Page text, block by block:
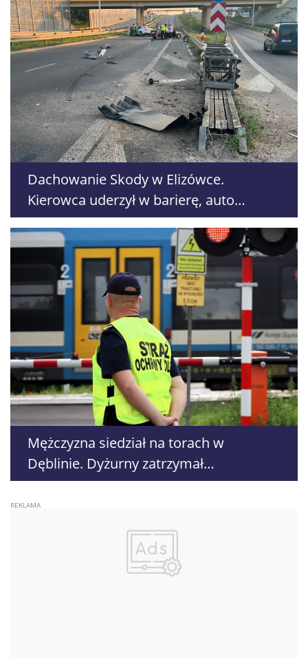
Dachowanie Skody w Elizówce.
Kierowca uderzył w barierę, auto
przewróciło się na dach
Mężczyzna siedział na torach w
Dęblinie. Dyżurny zatrzymał
nadjeżdżający pociąg